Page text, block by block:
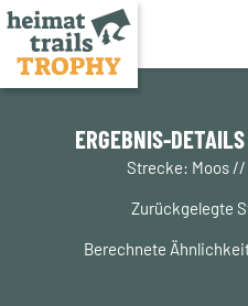
Zum
ERGEBNIS-
Strecke: Moos
Zurückgelegte
Berechnete